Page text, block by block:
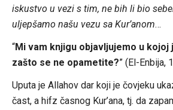
iskustvo u vezi s tim, ne bih li bio
uljepšamo našu vezu sa Kur’anom…
“Mi vam knjigu objavljujemo u kojoj
zašto se ne opametite?” (El-Enbija,
Uputa je Allahov dar koji je čovjeku
čast, a hifz časnog Kur’ana, tj. da